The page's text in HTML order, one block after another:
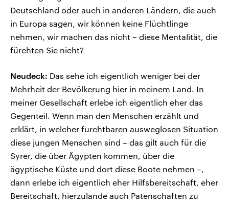
Deutschland oder auch in anderen Ländern, die auch
in Europa sagen, wir können keine Flüchtlinge
nehmen, wir machen das nicht – diese Mentalität, die
fürchten Sie nicht?
Neudeck: Das sehe ich eigentlich weniger bei der
Mehrheit der Bevölkerung hier in meinem Land. In
meiner Gesellschaft erlebe ich eigentlich eher das
Gegenteil. Wenn man den Menschen erzählt und
erklärt, in welcher furchtbaren ausweglosen Situation
diese jungen Menschen sind – das gilt auch für die
Syrer, die über Ägypten kommen, über die
ägyptische Küste und dort diese Boote nehmen –,
dann erlebe ich eigentlich eher Hilfsbereitschaft, eher
Bereitschaft, hierzulande auch Patenschaften zu